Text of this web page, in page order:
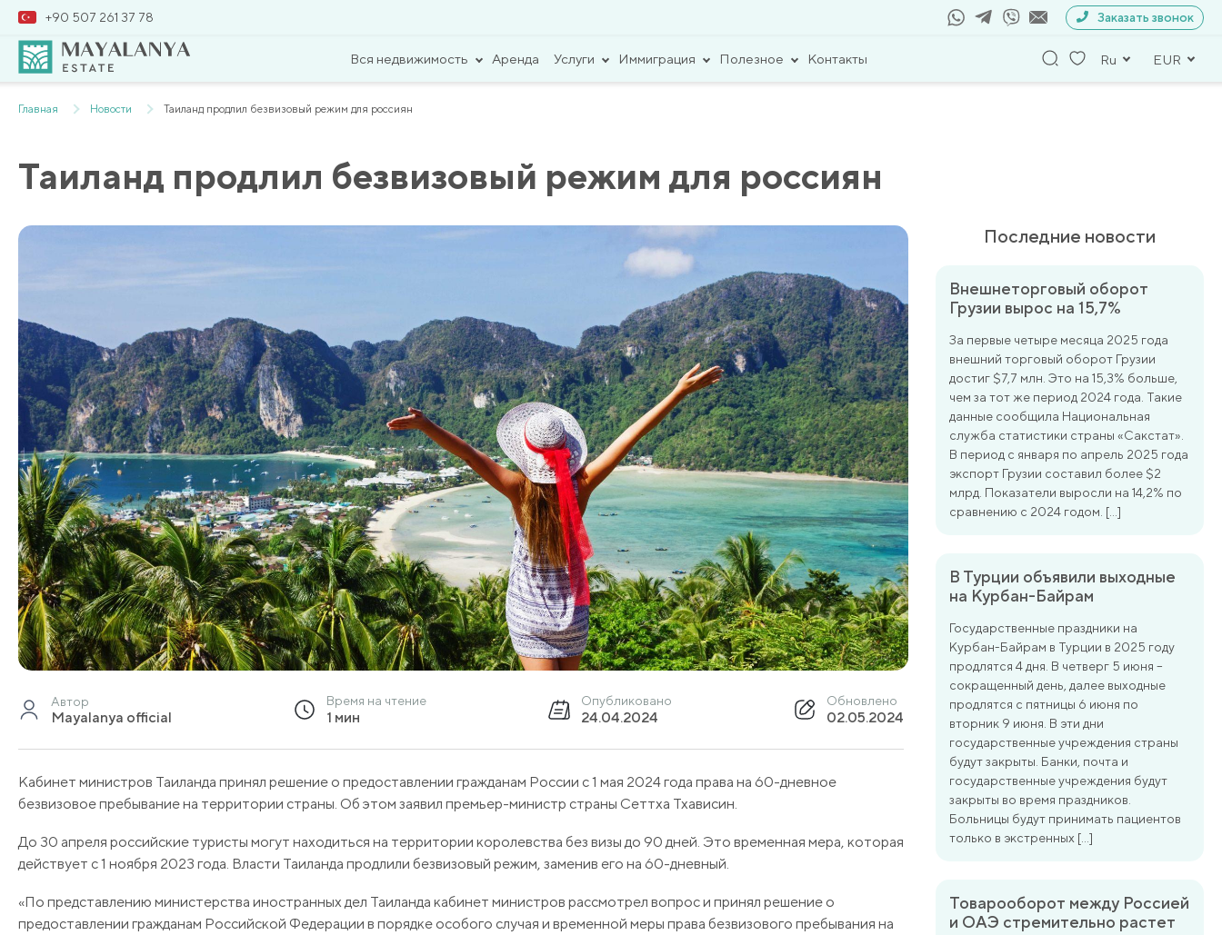
+90 507 261 37 78 Заказать звонок
Вся недвижимость Аренда Услуги Иммиграция Полезное Контакты Ru EUR
Главная Новости Таиланд продлил безвизовый режим для россиян
Таиланд продлил безвизовый режим для россиян
Автор
Mayalanya official
Время на чтение
1 мин
Опубликовано
24.04.2024
Обновлено
02.05.2024
Кабинет министров Таиланда принял решение о предоставлении гражданам России с 1 мая 2024 года права на 60-дневное
безвизовое пребывание на территории страны. Об этом заявил премьер-министр страны Сеттха Тхависин.
До 30 апреля российские туристы могут находиться на территории королевства без визы до 90 дней. Это временная мера, которая
действует с 1 ноября 2023 года. Власти Таиланда продлили безвизовый режим, заменив его на 60-дневный.
«По представлению министерства иностранных дел Таиланда кабинет министров рассмотрел вопрос и принял решение о
предоставлении гражданам Российской Федерации в порядке особого случая и временной меры права безвизового пребывания на
Последние новости
Внешнеторговый оборот
Грузии вырос на 15,7%
За первые четыре месяца 2025 года
внешний торговый оборот Грузии
достиг $7,7 млн. Это на 15,3% больше,
чем за тот же период 2024 года. Такие
данные сообщила Национальная
служба статистики страны «Сакстат».
В период с января по апрель 2025 года
экспорт Грузии составил более $2
млрд. Показатели выросли на 14,2% по
сравнению с 2024 годом. […]
В Турции объявили выходные
на Курбан-Байрам
Государственные праздники на
Курбан-Байрам в Турции в 2025 году
продлятся 4 дня. В четверг 5 июня –
сокращенный день, далее выходные
продлятся с пятницы 6 июня по
вторник 9 июня. В эти дни
государственные учреждения страны
будут закрыты. Банки, почта и
государственные учреждения будут
закрыты во время праздников.
Больницы будут принимать пациентов
только в экстренных […]
Товарооборот между Россией
и ОАЭ стремительно растет